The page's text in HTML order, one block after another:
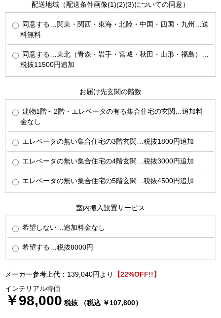
配送地域（配送条件画像(1)(2)(3)についての同意）
同意する…関東・関西・東海・北陸・中国・四国・九州…送
料無料
同意する…東北（青森・岩手・宮城・秋田・山形・福島）…
税抜11500円追加
お届け先玄関の階数
建物1階～2階・エレベータの有る集合住宅の玄関…追加料
金なし
エレベータの無い集合住宅の3階玄関…税抜1800円追加
エレベータの無い集合住宅の4階玄関…税抜3000円追加
エレベータの無い集合住宅の5階玄関…税抜4500円追加
室内搬入設置サービス
希望しない…追加料金なし
希望する…税抜8000円
メーカー参考上代：139,040円より
【22%OFF!!】
インテリアル特価
￥98,000 税抜 （税込 ￥107,800）